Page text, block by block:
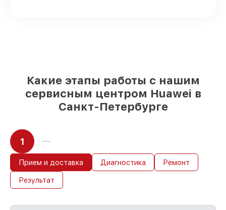
Какие этапы работы с нашим
сервисным центром Huawei в
Санкт-Петербурге
1
Прием и доставка Диагностика Ремонт
Результат